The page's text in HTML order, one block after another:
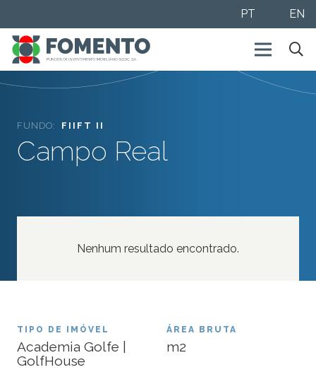
PT EN
Nenhum resultado encontrado.
FUNDO: FIIFT II
Campo Real
TIPO DE IMÓVEL
Academia Golfe |
GolfHouse
ÁREA BRUTA
m2